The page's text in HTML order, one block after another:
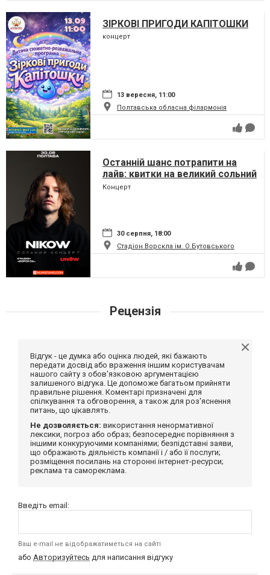
ЗІРКОВІ ПРИГОДИ КАПІТОШКИ
концерт
13 вересня, 11:00
Полтавська обласна філармонія
Останній шанс потрапити на
лайв: квитки на великий сольний
концерт Nikow у Полтаві
Концерт
30 серпня, 18:00
Стадіон Ворскла ім. О.Бутовського
Рецензія
Відгук - це думка або оцінка людей, які бажають
передати досвід або враження іншим користувачам
нашого сайту з обов'язковою аргументацією
залишеного відгука. Це допоможе багатьом прийняти
правильне рішення. Коментарі призначені для
спілкування та обговорення, а також для роз'яснення
питань, що цікавлять.
Не дозволяється: використання ненормативної
лексики, погроз або образ; безпосереднє порівняння з
іншими конкуруючими компаніями; безпідставні заяви,
що ображають діяльність компанії і / або її послуги;
розміщення посилань на сторонні інтернет-ресурси;
реклама та самореклама.
Введіть email:
Ваш e-mail не відображатиметься на сайті
або Авторизуйтесь для написання відгуку